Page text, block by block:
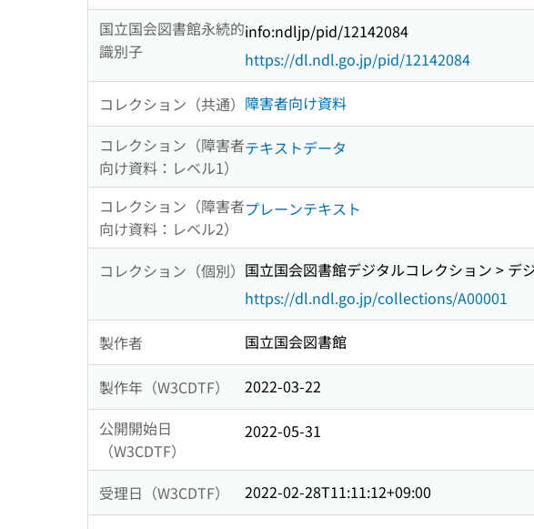
国立国会図書館永続的
識別子
info:ndljp/pid/12142084
https://dl.ndl.go.jp/pid/12142084
コレクション（共通） 障害者向け資料
コレクション（障害者
向け資料：レベル1）
テキストデータ
コレクション（障害者
向け資料：レベル2）
プレーンテキスト
コレクション（個別） 国立国会図書館デジタルコレクション > デ
https://dl.ndl.go.jp/collections/A00001
製作者 国立国会図書館
製作年（W3CDTF）
2022-03-22
公開開始日
（W3CDTF）
2022-05-31
受理日（W3CDTF） 2022-02-28T11:11:12+09:00